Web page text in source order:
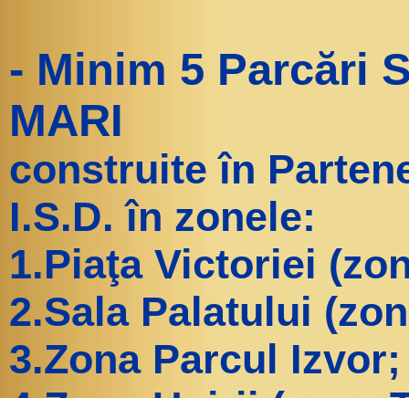
- Minim 5 Parcări
MARI
construite în
I.S.D. în zonele:
1.Piaţa Victoriei
2.Sala Palatului
3.Zona Parcul Izvor;